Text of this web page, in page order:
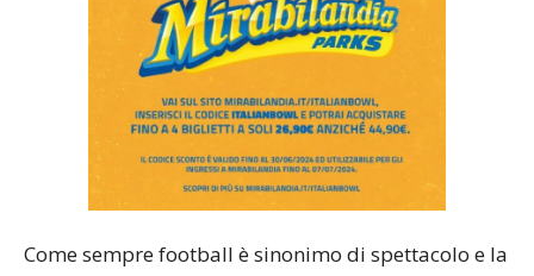
Come sempre football è sinonimo di spettacolo e la